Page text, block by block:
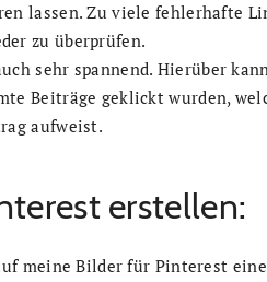
lassen. Zu viele fehlerhafte
zu überprüfen.
sehr spannend. Hierüber
Beiträge geklickt wurden,
aufweist.
erstellen:
meine Bilder für Pinterest